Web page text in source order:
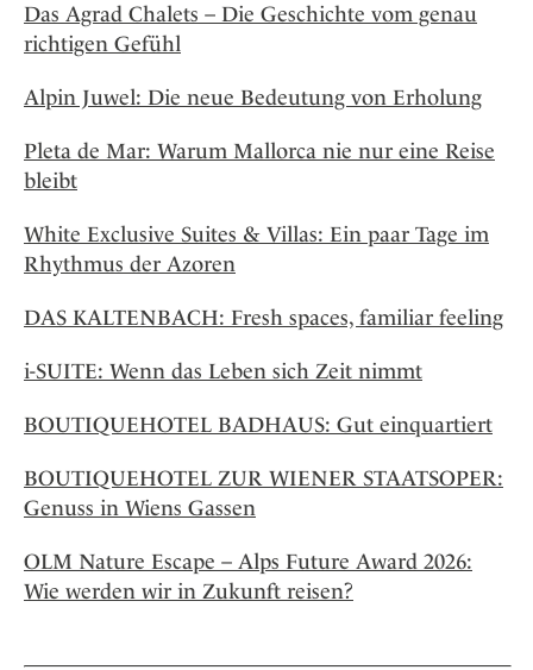
Das Agrad Chalets – Die Geschichte vom genau
richtigen Gefühl
Alpin Juwel: Die neue Bedeutung von Erholung
Pleta de Mar: Warum Mallorca nie nur eine Reise
bleibt
White Exclusive Suites & Villas: Ein paar Tage im
Rhythmus der Azoren
DAS KALTENBACH: Fresh spaces, familiar feeling
i-SUITE: Wenn das Leben sich Zeit nimmt
BOUTIQUEHOTEL BADHAUS: Gut einquartiert
BOUTIQUEHOTEL ZUR WIENER STAATSOPER:
Genuss in Wiens Gassen
OLM Nature Escape – Alps Future Award 2026:
Wie werden wir in Zukunft reisen?